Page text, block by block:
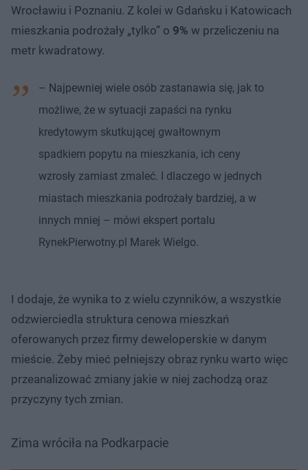
Wrocławiu i Poznaniu. Z kolei w Gdańsku i Katowicach
mieszkania podrożały „tylko” o 9% w przeliczeniu na
metr kwadratowy.
– Najpewniej wiele osób zastanawia się, jak to
możliwe, że w sytuacji zapaści na rynku
kredytowym skutkującej gwałtownym
spadkiem popytu na mieszkania, ich ceny
wzrosły zamiast zmaleć. I dlaczego w jednych
miastach mieszkania podrożały bardziej, a w
innych mniej – mówi ekspert portalu
RynekPierwotny.pl Marek Wielgo.
I dodaje, że wynika to z wielu czynników, a wszystkie
odzwierciedla struktura cenowa mieszkań
oferowanych przez firmy deweloperskie w danym
mieście. Żeby mieć pełniejszy obraz rynku warto więc
przeanalizować zmiany jakie w niej zachodzą oraz
przyczyny tych zmian.
Zima wróciła na Podkarpacie